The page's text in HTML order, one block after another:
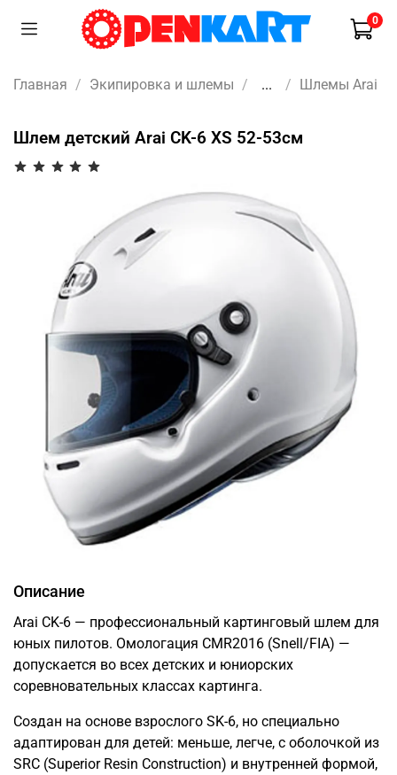
0
Главная Экипировка и шлемы ... Шлемы Arai
Шлем детский Arai CK-6 XS 52-53см
Описание
Arai CK-6 — профессиональный картинговый шлем для
юных пилотов. Омологация CMR2016 (Snell/FIA) —
допускается во всех детских и юниорских
соревновательных классах картинга.
Создан на основе взрослого SK-6, но специально
адаптирован для детей: меньше, легче, с оболочкой из
SRC (Superior Resin Construction) и внутренней формой,